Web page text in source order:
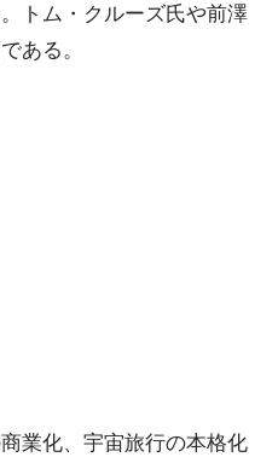
トム・クルーズ氏や前澤
ある。
業化、宇宙旅行の本格化